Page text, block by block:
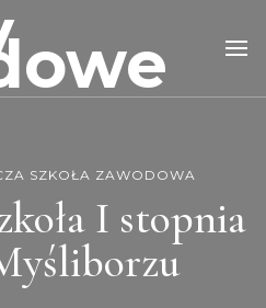
SZKOŁA ZAWODOWA
I stopnia